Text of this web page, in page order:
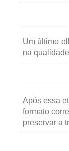
Um último
na
Após essa
formato
preservar a